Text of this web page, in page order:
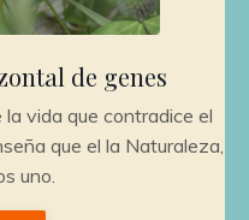
de genes
vida que contradice el
que el la Naturaleza,
uno.